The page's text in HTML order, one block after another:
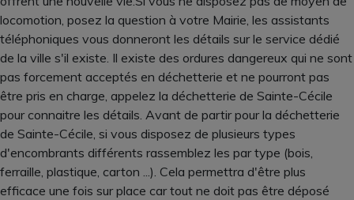
locomotion, posez la question à votre Mairie, les assistants
téléphoniques vous donneront les détails sur le service dédié
de la ville s'il existe. Il existe des ordures dangereux qui ne sont
pas forcement acceptés en déchetterie et ne pourront pas
être pris en charge, appelez la déchetterie de Sainte-Cécile
pour connaitre les détails. Avant de partir pour la déchetterie
de Sainte-Cécile, si vous disposez de plusieurs types
d'encombrants différents rassemblez les par type (bois,
ferraille, plastique, carton ...). Cela permettra d'être plus
efficace une fois sur place car tout ne doit pas être déposé